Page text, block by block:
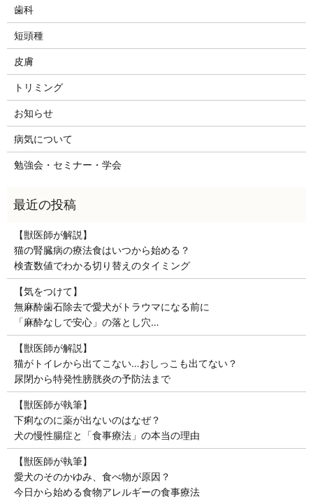
歯科
短頭種
皮膚
トリミング
お知らせ
病気について
勉強会・セミナー・学会
【獣医師が解説】
猫の腎臓病の療法食はいつから始める？
検査数値でわかる切り替えのタイミング
【気をつけて】
無麻酔歯石除去で愛犬がトラウマになる前に
「麻酔なしで安心」の落とし穴…
【獣医師が解説】
猫がトイレから出てこない…おしっこも出てない？
尿閉から特発性膀胱炎の予防法まで
【獣医師が執筆】
下痢なのに薬が出ないのはなぜ？
犬の慢性腸症と「食事療法」の本当の理由
【獣医師が執筆】
愛犬のそのかゆみ、食べ物が原因？
今日から始める食物アレルギーの食事療法